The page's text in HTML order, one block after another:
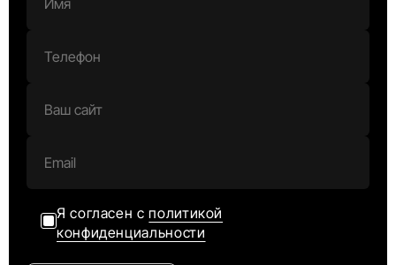
Я согласен сполитикой
конфиденциальности